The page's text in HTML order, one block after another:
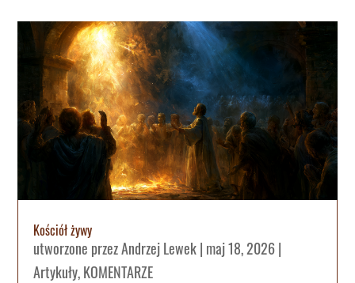
Kościół żywy
utworzone przezAndrzej Lewek| maj 18, 2026|
Artykuły,KOMENTARZE